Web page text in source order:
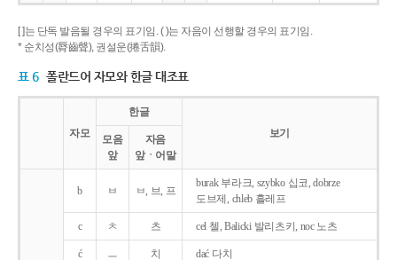
[ ]는 단독 발음될 경우의 표기임. ( )는 자음이 선행할 경우의 표기임.
* 순치성(脣齒聲), 권설운(捲舌韻).
표 6 폴란드어 자모와 한글 대조표
자모
한글
보기
모음
앞
자음
앞ㆍ어말
b ㅂ ㅂ, 브, 프
burak 부라크, szybko 십코, dobrze
도브제, chleb 흘레프
c ㅊ 츠 cel 첼, Balicki 발리츠키, noc 노츠
ć ㅡ 치 dać 다치